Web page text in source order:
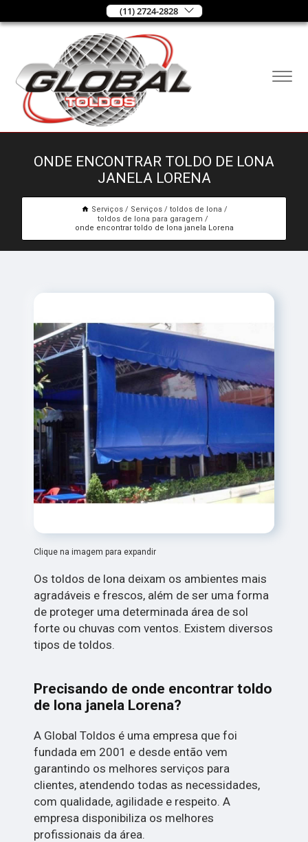
(11) 2724-2828
ONDE ENCONTRAR TOLDO DE LONA
JANELA LORENA
Serviços Serviços
toldos de lona
toldos de lona para garagem
onde encontrar toldo de lona janela Lorena
Clique na imagem para expandir
Os toldos de lona deixam os ambientes mais
agradáveis e frescos, além de ser uma forma
de proteger uma determinada área de sol
forte ou chuvas com ventos. Existem diversos
tipos de toldos.
Precisando de onde encontrar toldo
de lona janela Lorena?
A Global Toldos é uma empresa que foi
fundada em 2001 e desde então vem
garantindo os melhores serviços para
clientes, atendendo todas as necessidades,
com qualidade, agilidade e respeito. A
empresa disponibiliza os melhores
profissionais da área.